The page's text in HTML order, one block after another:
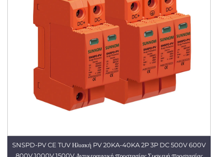
SNSPD-PV CE TUV Ηλιακή PV 20KA-40KA 2P 3P DC 500V 600V